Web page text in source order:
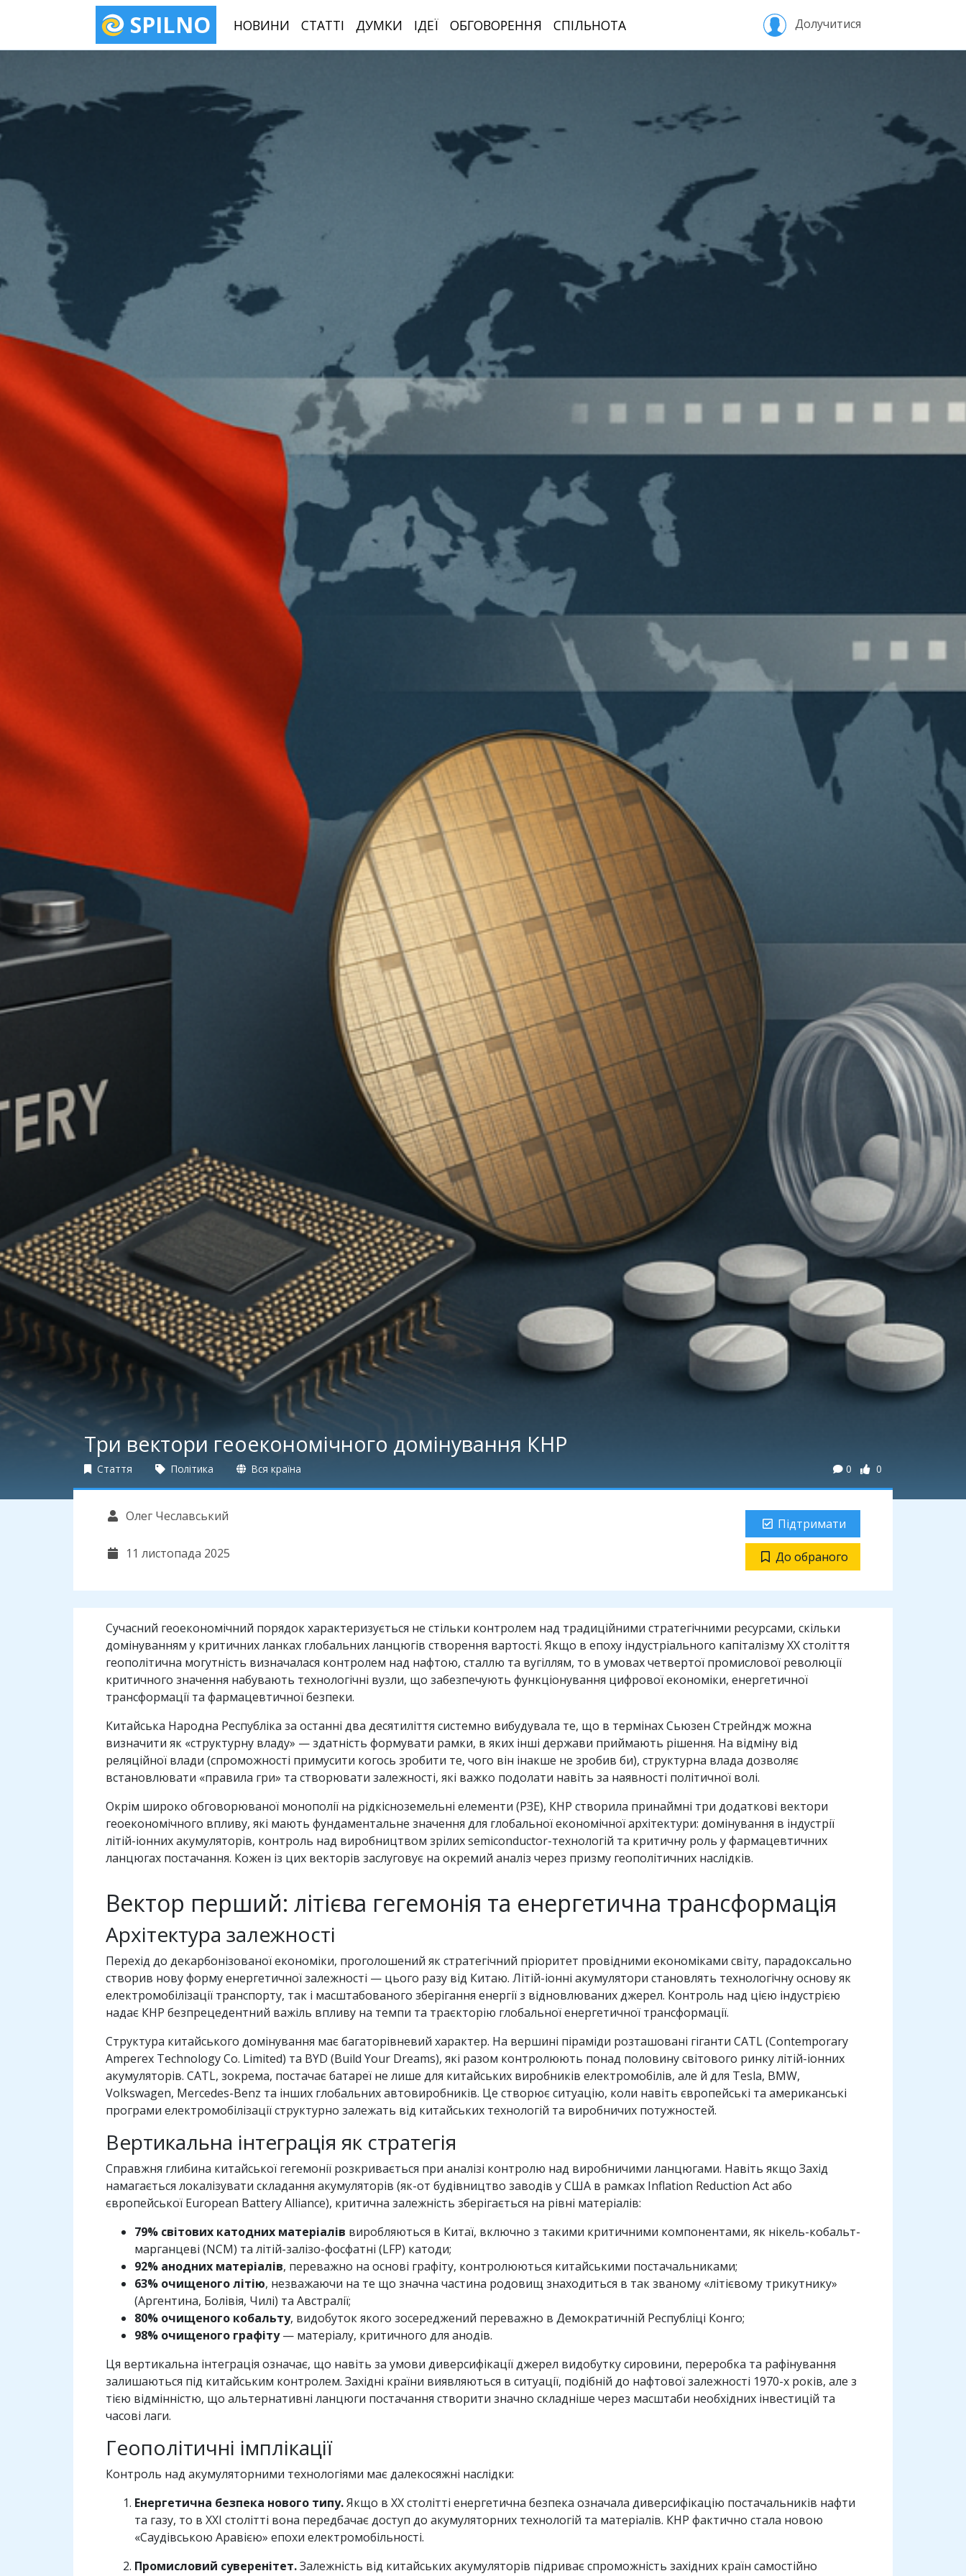
SPILNO НОВИНИ СТАТТІ ДУМКИ ІДЕЇ ОБГОВОРЕННЯ СПІЛЬНОТА Долучитися
Три вектори геоекономічного домінування КНР
Стаття Політика Вся країна 0 0
Олег Чеславський
11 листопада 2025
Підтримати
До обраного
Сучасний геоекономічний порядок характеризується не стільки контролем над традиційними стратегічними ресурсами, скільки
домінуванням у критичних ланках глобальних ланцюгів створення вартості. Якщо в епоху індустріального капіталізму ХХ століття
геополітична могутність визначалася контролем над нафтою, сталлю та вугіллям, то в умовах четвертої промислової революції
критичного значення набувають технологічні вузли, що забезпечують функціонування цифрової економіки, енергетичної
трансформації та фармацевтичної безпеки.
Китайська Народна Республіка за останні два десятиліття системно вибудувала те, що в термінах Сьюзен Стрейндж можна
визначити як «структурну владу» — здатність формувати рамки, в яких інші держави приймають рішення. На відміну від
реляційної влади (спроможності примусити когось зробити те, чого він інакше не зробив би), структурна влада дозволяє
встановлювати «правила гри» та створювати залежності, які важко подолати навіть за наявності політичної волі.
Окрім широко обговорюваної монополії на рідкісноземельні елементи (РЗЕ), КНР створила принаймні три додаткові вектори
геоекономічного впливу, які мають фундаментальне значення для глобальної економічної архітектури: домінування в індустрії
літій-іонних акумуляторів, контроль над виробництвом зрілих semiconductor-технологій та критичну роль у фармацевтичних
ланцюгах постачання. Кожен із цих векторів заслуговує на окремий аналіз через призму геополітичних наслідків.
Вектор перший: літієва гегемонія та енергетична трансформація
Архітектура залежності
Перехід до декарбонізованої економіки, проголошений як стратегічний пріоритет провідними економіками світу, парадоксально
створив нову форму енергетичної залежності — цього разу від Китаю. Літій-іонні акумулятори становлять технологічну основу як
електромобілізації транспорту, так і масштабованого зберігання енергії з відновлюваних джерел. Контроль над цією індустрією
надає КНР безпрецедентний важіль впливу на темпи та траєкторію глобальної енергетичної трансформації.
Структура китайського домінування має багаторівневий характер. На вершині піраміди розташовані гіганти CATL (Contemporary
Amperex Technology Co. Limited) та BYD (Build Your Dreams), які разом контролюють понад половину світового ринку літій-іонних
акумуляторів. CATL, зокрема, постачає батареї не лише для китайських виробників електромобілів, але й для Tesla, BMW,
Volkswagen, Mercedes-Benz та інших глобальних автовиробників. Це створює ситуацію, коли навіть європейські та американські
програми електромобілізації структурно залежать від китайських технологій та виробничих потужностей.
Вертикальна інтеграція як стратегія
Справжня глибина китайської гегемонії розкривається при аналізі контролю над виробничими ланцюгами. Навіть якщо Захід
намагається локалізувати складання акумуляторів (як-от будівництво заводів у США в рамках Inflation Reduction Act або
європейської European Battery Alliance), критична залежність зберігається на рівні матеріалів:
79% світових катодних матеріалів виробляються в Китаї, включно з такими критичними компонентами, як нікель-кобальт-
марганцеві (NCM) та літій-залізо-фосфатні (LFP) катоди;
92% анодних матеріалів, переважно на основі графіту, контролюються китайськими постачальниками;
63% очищеного літію, незважаючи на те що значна частина родовищ знаходиться в так званому «літієвому трикутнику»
(Аргентина, Болівія, Чилі) та Австралії;
80% очищеного кобальту, видобуток якого зосереджений переважно в Демократичній Республіці Конго;
98% очищеного графіту— матеріалу, критичного для анодів.
Ця вертикальна інтеграція означає, що навіть за умови диверсифікації джерел видобутку сировини, переробка та рафінування
залишаються під китайським контролем. Західні країни виявляються в ситуації, подібній до нафтової залежності 1970-х років, але з
тією відмінністю, що альтернативні ланцюги постачання створити значно складніше через масштаби необхідних інвестицій та
часові лаги.
Геополітичні імплікації
Контроль над акумуляторними технологіями має далекосяжні наслідки:
Енергетична безпека нового типу.Якщо в ХХ столітті енергетична безпека означала диверсифікацію постачальників нафти
та газу, то в XXI столітті вона передбачає доступ до акумуляторних технологій та матеріалів. КНР фактично стала новою
«Саудівською Аравією» епохи електромобільності.
Промисловий суверенітет.Залежність від китайських акумуляторів підриває спроможність західних країн самостійно